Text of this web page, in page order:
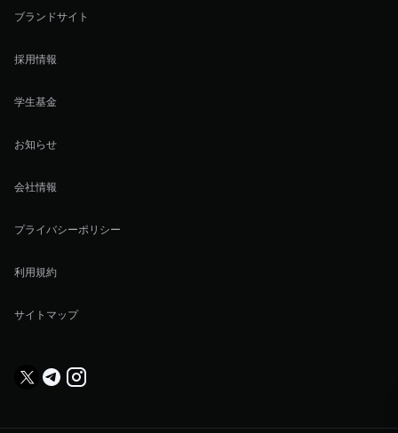
ブランドサイト
採用情報
学生基金
お知らせ
会社情報
プライバシーポリシー
利用規約
サイトマップ